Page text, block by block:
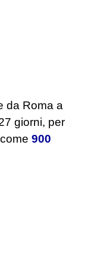
da Roma a
giorni, per
900